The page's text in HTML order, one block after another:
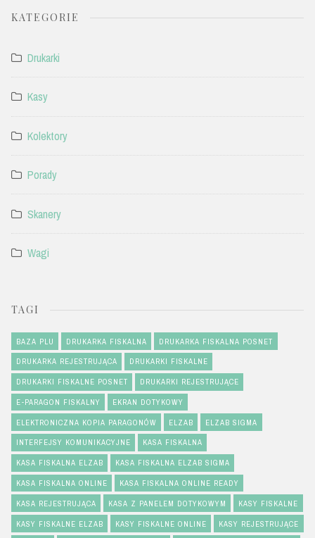
KATEGORIE
Drukarki
Kasy
Kolektory
Porady
Skanery
Wagi
TAGI
BAZA PLU DRUKARKA FISKALNA DRUKARKA FISKALNA POSNET
DRUKARKA REJESTRUJĄCA DRUKARKI FISKALNE
DRUKARKI FISKALNE POSNET DRUKARKI REJESTRUJĄCE
E-PARAGON FISKALNY EKRAN DOTYKOWY
ELEKTRONICZNA KOPIA PARAGONÓW ELZAB ELZAB SIGMA
INTERFEJSY KOMUNIKACYJNE KASA FISKALNA
KASA FISKALNA ELZAB KASA FISKALNA ELZAB SIGMA
KASA FISKALNA ONLINE KASA FISKALNA ONLINE READY
KASA REJESTRUJĄCA KASA Z PANELEM DOTYKOWYM KASY FISKALNE
KASY FISKALNE ELZAB KASY FISKALNE ONLINE KASY REJESTRUJĄCE